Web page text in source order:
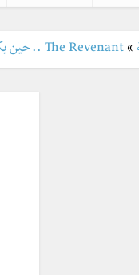
» The Revenant .. حين يكون فيلم الأوسكار اقتباسا من أفلام تاركوفسكي